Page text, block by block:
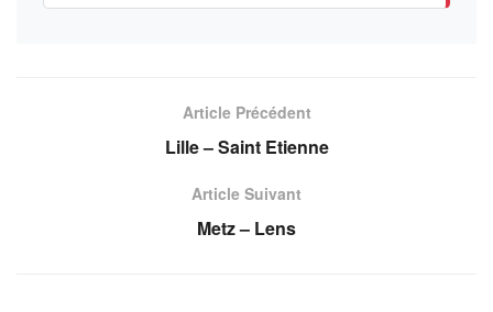
Article Précédent
Lille – Saint Etienne
Article Suivant
Metz – Lens